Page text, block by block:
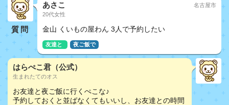
質問
あさこ
20代女性
名古屋市
金山 くいもの屋わん 3人で予約したい
友達と 夜ご飯で
はらぺこ君（公式）
生まれたてのオス
お友達と夜ご飯に行くぺこな♪
予約しておくと並ばなくてもいいし、お友達との時間